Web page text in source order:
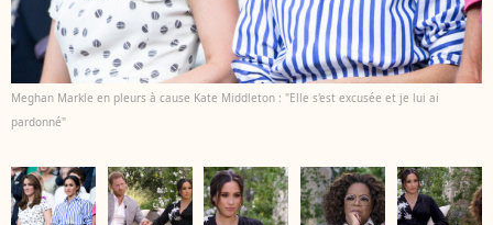
Meghan Markle en pleurs à cause Kate Middleton : "Elle s'est excusée et je lui ai
pardonné"